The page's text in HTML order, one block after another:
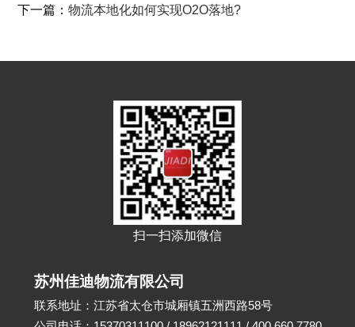
下一篇：物流本地化如何实现O2O落地?
扫一扫添加微信
苏州佳迪物流有限公司
联系地址：江苏省太仓市城厢镇五洲西路58号